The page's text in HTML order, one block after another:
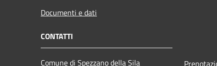
Documenti e dati
CONTATTI
Comune di Spezzano della Sila